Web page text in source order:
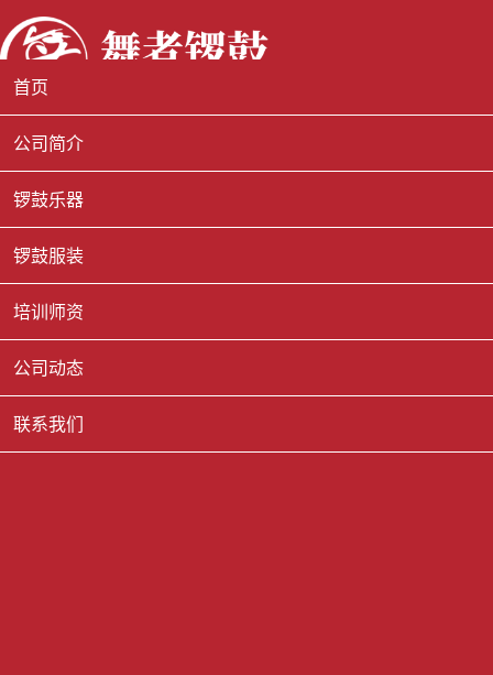
首页
公司简介
锣鼓乐器
锣鼓服装
培训师资
公司动态
联系我们